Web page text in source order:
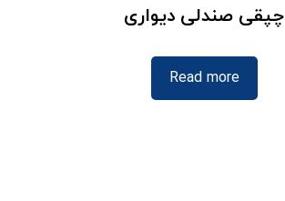
چپقی صندلی دیواری
Read more